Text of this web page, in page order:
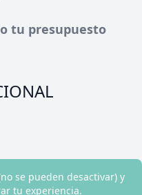
tu presupuesto
se pueden desactivar) y
tu experiencia.
los derechos reservados.